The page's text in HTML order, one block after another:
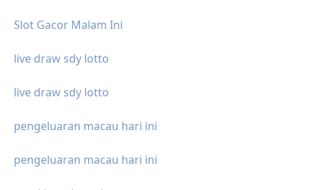
Slot Gacor Malam Ini
live draw sdy lotto
live draw sdy lotto
pengeluaran macau hari ini
pengeluaran macau hari ini